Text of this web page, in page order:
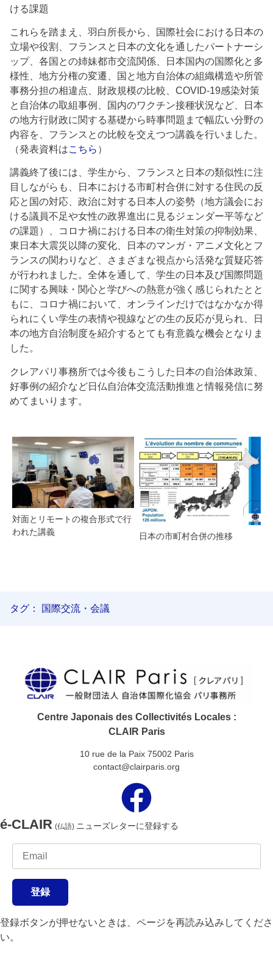
ける課題
これらを踏まえ、羽白所長から、国際社会における日本の
立場や役割、フランスと日本の文化を通したパートナーシ
ップ、各国との姉妹都市交流関係、日本国内の国際化と多
様性、地方分権の変遷、国と地方自治体の組織構造や所管
事務分担の相違点、財政規模の比較、COVID-19感染対策
と自治体の取組事例、国内のワクチン接種状況など、日本
の地方行財政に関する基礎から時事問題まで幅広い分野の
内容を、フランスとの比較を交えつつ講義を行いました。
（発表資料はこちら ）
講義終了後には、学生から、フランスと日本の類似性に注
目しながらも、日本における市町村合併に対する住民の反
応と国の対応、政治に対する日本人の姿勢（地方議会にお
ける議員不足や女性の政界進出に見るジェンダー平等など
の課題）、コロナ禍における日本の衛生対策の抑制効果、
東日本大震災以降の変化、日本のマンガ・アニメ文化とフ
ランスの関わりなど、さまざまな視点から活発な質疑応答
が行われました。全体を通して、学生の日本及び国際問題
に関する興味・関心と学びへの熱意が強く感じられたとと
もに、コロナ禍において、オンラインだけではなかなか得
られにくい学生の表情や視線などの生の反応が見られ、日
本の地方自治制度を紹介するとても有意義な機会となりま
した。
クレアパリ事務所では今後もこうした日本の自治体政策、
好事例の紹介など日仏自治体交流活動推進と情報発信に努
めてまいります。
対面とリモートの複合形式で行
われた講義
日本の市町村合併の推移
タグ： 国際交流・会議
Centre Japonais des Collectivités Locales :
CLAIR Paris
10 rue de la Paix 75002 Paris
contact@clairparis.org
é-CLAIR (仏語) ニューズレターに登録する
登録
登録ボタンが押せないときは、ページを再読み込みしてくださ
い。